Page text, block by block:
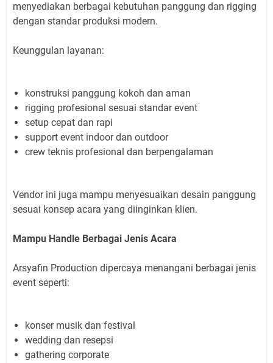
menyediakan berbagai kebutuhan panggung dan rigging
dengan standar produksi modern.
Keunggulan layanan:
konstruksi panggung kokoh dan aman
rigging profesional sesuai standar event
setup cepat dan rapi
support event indoor dan outdoor
crew teknis profesional dan berpengalaman
Vendor ini juga mampu menyesuaikan desain panggung
sesuai konsep acara yang diinginkan klien.
Mampu Handle Berbagai Jenis Acara
Arsyafin Production dipercaya menangani berbagai jenis
event seperti:
konser musik dan festival
wedding dan resepsi
gathering corporate